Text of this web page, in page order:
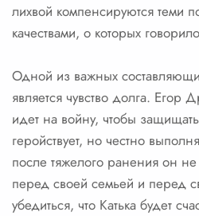
лихвой компенсируются теми
качествами, о которых
Одной из важных
является чувство долга. Егор
идет на войну, чтобы
геройствует, но честно
после тяжелого ранения он не
перед своей семьей и перед
убедиться, что Катька будет